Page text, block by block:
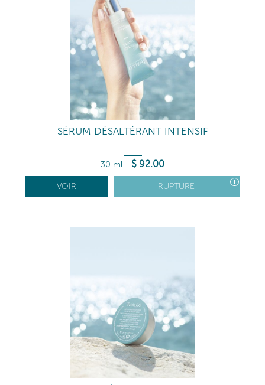
SÉRUM DÉSALTÉRANT INTENSIF
30 ml - $ 92.00
VOIR RUPTURE